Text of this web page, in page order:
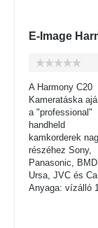
E-Image
A Harmony C20
Kameratáska
a "professional"
handheld
kamkorderek
részéhez Sony,
Panasonic, BMD
Ursa, JVC és
Anyaga: vízálló